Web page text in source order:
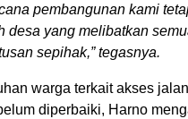
pembangunan kami
desa yang melibatkan
sepihak,” tegasnya.
warga terkait akses
diperbaiki, Harno